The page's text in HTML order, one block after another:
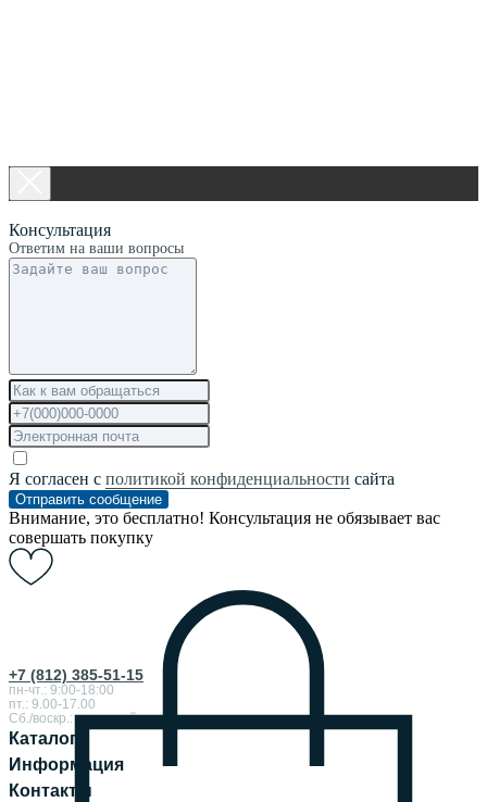
+7 (812) 385-51-15
пн-чт.: 9:00-18:00
пт.: 9.00-17.00
Сб./воскр.: выходной
Каталог
Информация
Контакты
Консультация
Ответим на ваши вопросы
Я согласен с политикой конфиденциальности сайта
Отправить сообщение
Внимание, это бесплатно! Консультация не обязывает вас
совершать покупку